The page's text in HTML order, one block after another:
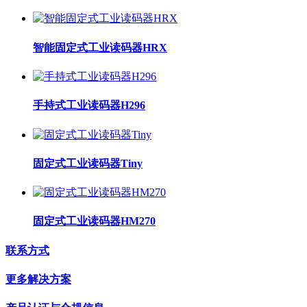
智能固定式工业读码器HRX
手持式工业读码器H296
固定式工业读码器Tiny
固定式工业读码器HM270
联系方式
更多解决方案